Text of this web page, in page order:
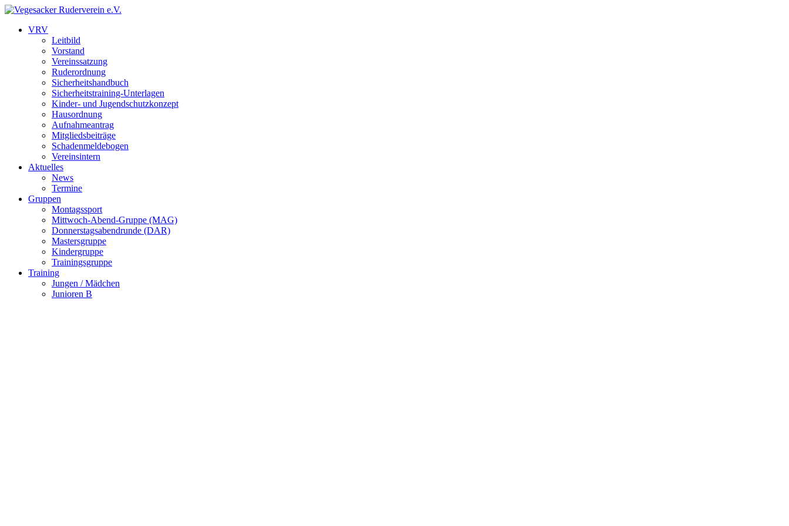
VRV
Leitbild
Vorstand
Vereinssatzung
Ruderordnung
Sicherheitshandbuch
Sicherheitstraining-Unterlagen
Kinder- und Jugendschutzkonzept
Hausordnung
Aufnahmeantrag
Mitgliedsbeiträge
Schadenmeldebogen
Vereinsintern
Aktuelles
News
Termine
Gruppen
Montagssport
Mittwoch-Abend-Gruppe (MAG)
Donnerstagsabendrunde (DAR)
Mastersgruppe
Kindergruppe
Trainingsgruppe
Training
Jungen / Mädchen
Junioren B